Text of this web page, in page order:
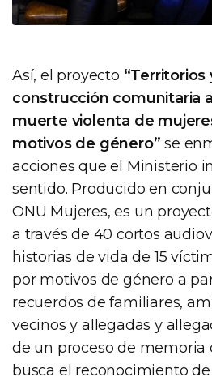
Así, el proyecto “Territorios
construcción comunitaria
muerte violenta de
motivos de género” se
acciones que el Ministerio
sentido. Producido en
ONU Mujeres, es un
a través de 40 cortos
historias de vida de 15
por motivos de género a
recuerdos de familiares,
vecinos y allegadas y
de un proceso de memoria
busca el reconocimiento